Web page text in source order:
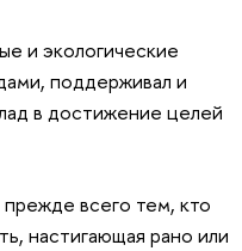
и экологические
поддерживал и
в достижение целей
всего тем, кто
настигающая рано или